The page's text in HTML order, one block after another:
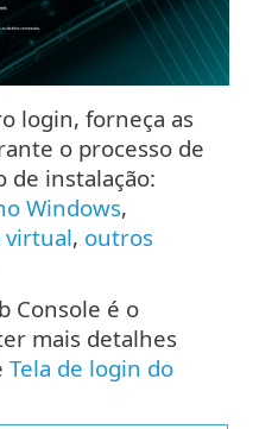
login, forneça as
o processo de
de instalação:
Windows,
virtual, outros
Console é o
mais detalhes
Tela de login do